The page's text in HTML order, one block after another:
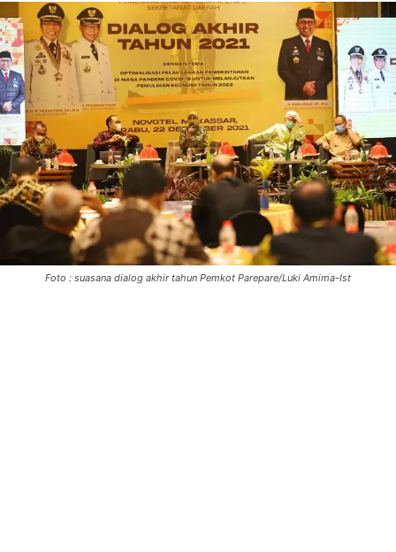
Foto : suasana dialog akhir tahun Pemkot Parepare/Luki Amima-Ist